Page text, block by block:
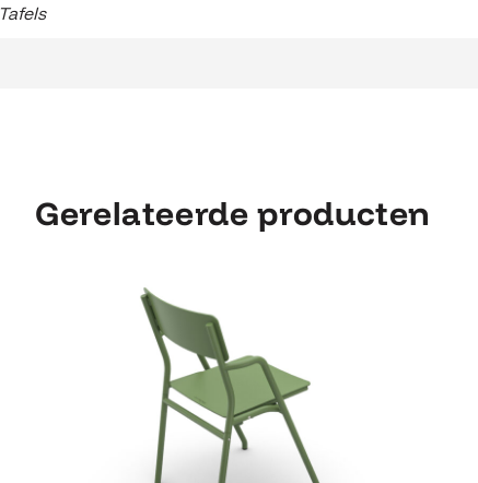
Tafels
Gerelateerde producten